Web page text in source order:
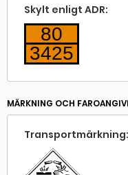
Skylt enligt ADR:
80
3425
MÄRKNING OCH
Transport­märkning: